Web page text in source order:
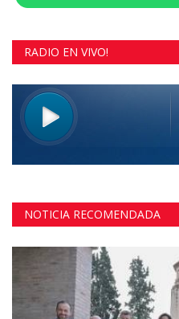
RADIO EN VIVO!
NOTICIA RECOMENDADA